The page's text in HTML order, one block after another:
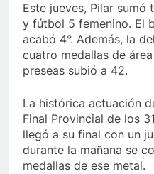
Este jueves, Pilar sumó
y fútbol 5 femenino. El
acabó 4°. Además, la
cuatro medallas de
preseas subió a 42.
La histórica actuación
Final Provincial de los
llegó a su final con un
durante la mañana se
medallas de ese metal.